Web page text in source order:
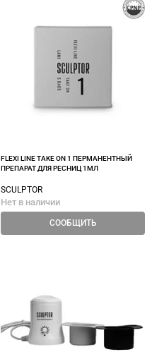
FLEXI LINE TAKE ON 1 ПЕРМАНЕНТНЫЙ
ПРЕПАРАТ ДЛЯ РЕСНИЦ 1МЛ
SCULPTOR
Нет в наличии
СООБЩИТЬ